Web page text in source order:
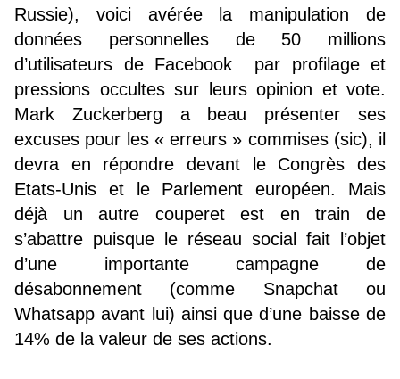
Russie), voici avérée la manipulation de
données personnelles de 50 millions
d’utilisateurs de Facebook par profilage et
pressions occultes sur leurs opinion et vote.
Mark Zuckerberg a beau présenter ses
excuses pour les « erreurs » commises (sic), il
devra en répondre devant le Congrès des
Etats-Unis et le Parlement européen. Mais
déjà un autre couperet est en train de
s’abattre puisque le réseau social fait l’objet
d’une importante campagne de
désabonnement (comme Snapchat ou
Whatsapp avant lui) ainsi que d’une baisse de
14% de la valeur de ses actions.